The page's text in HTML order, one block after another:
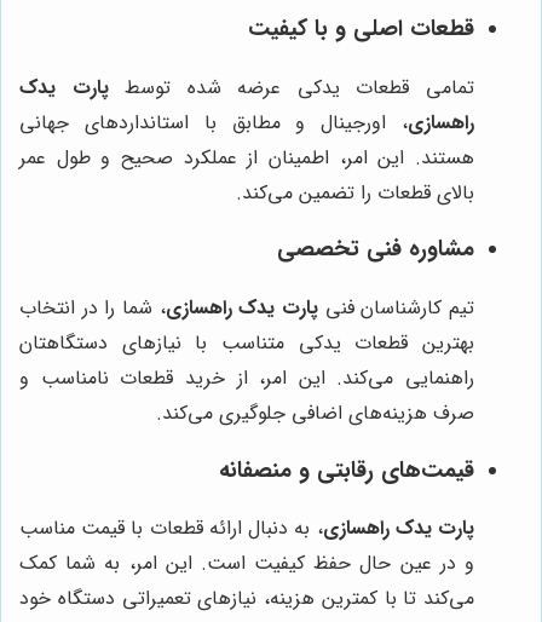
قطعات اصلی و با کیفیت
تمامی قطعات یدکی عرضه شده توسطپارت یدک
راهسازی، اورجینال و مطابق با استانداردهای جهانی
هستند. این امر، اطمینان از عملکرد صحیح و طول عمر
بالای قطعات را تضمین می‌کند.
مشاوره فنی تخصصی
تیم کارشناسان فنی پارت یدک راهسازی، شما را در انتخاب
بهترین قطعات یدکی متناسب با نیازهای دستگاهتان
راهنمایی می‌کند. این امر، از خرید قطعات نامناسب و
صرف هزینه‌های اضافی جلوگیری می‌کند.
قیمت‌های رقابتی و منصفانه
پارت یدک راهسازی، به دنبال ارائه قطعات با قیمت مناسب
و در عین حال حفظ کیفیت است. این امر، به شما کمک
می‌کند تا با کمترین هزینه، نیازهای تعمیراتی دستگاه خود